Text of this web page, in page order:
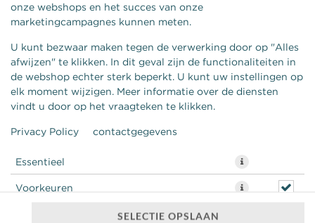
onze webshops en het succes van onze
marketingcampagnes kunnen meten.
U kunt bezwaar maken tegen de verwerking door op "Alles
afwijzen" te klikken. In dit geval zijn de functionaliteiten in
de webshop echter sterk beperkt. U kunt uw instellingen op
elk moment wijzigen. Meer informatie over de diensten
vindt u door op het vraagteken te klikken.
Privacy Policy contactgegevens
Essentieel
Voorkeuren
SELECTIE OPSLAAN
BEN & JERRY'S STRAWBERRY
CHEESECAKE 100ML